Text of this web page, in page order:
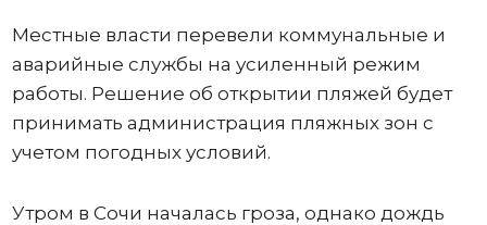
Местные власти перевели коммунальные и
аварийные службы на усиленный режим
работы. Решение об открытии пляжей будет
принимать администрация пляжных зон с
учетом погодных условий.
Утром в Сочи началась гроза, однако дождь